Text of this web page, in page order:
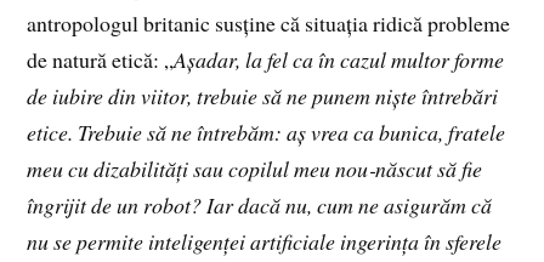
antropologul britanic susține că situația ridică probleme
de natură etică: „Așadar, la fel ca în cazul multor forme
de iubire din viitor, trebuie să ne punem niște întrebări
etice. Trebuie să ne întrebăm: aș vrea ca bunica, fratele
meu cu dizabilități sau copilul meu nou‑născut să fie
îngrijit de un robot? Iar dacă nu, cum ne asigurăm că
nu se permite inteligenței artificiale ingerința în sferele